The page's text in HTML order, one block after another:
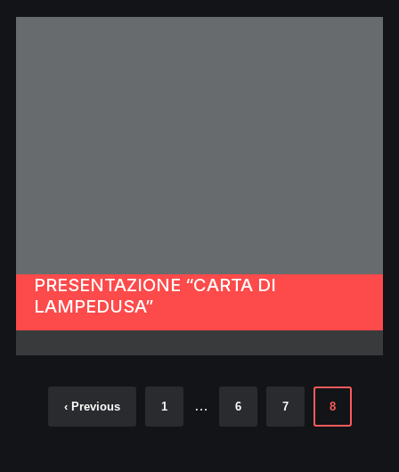
PRESENTAZIONE “CARTA DI
LAMPEDUSA”
‹ Previous 1 … 6 7 8